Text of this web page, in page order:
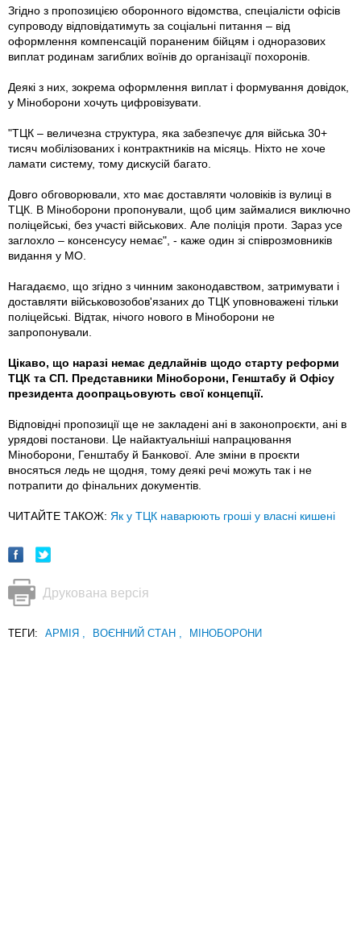
Згідно з пропозицією оборонного відомства, спеціалісти офісів
супроводу відповідатимуть за соціальні питання – від
оформлення компенсацій пораненим бійцям і одноразових
виплат родинам загиблих воїнів до організації похоронів.
Деякі з них, зокрема оформлення виплат і формування довідок,
у Міноборони хочуть цифровізувати.
"ТЦК – величезна структура, яка забезпечує для війська 30+
тисяч мобілізованих і контрактників на місяць. Ніхто не хоче
ламати систему, тому дискусій багато.
Довго обговорювали, хто має доставляти чоловіків із вулиці в
ТЦК. В Міноборони пропонували, щоб цим займалися виключно
поліцейські, без участі військових. Але поліція проти. Зараз усе
заглохло – консенсусу немає", - каже один зі співрозмовників
видання у МО.
Нагадаємо, що згідно з чинним законодавством, затримувати і
доставляти військовозобов'язаних до ТЦК уповноважені тільки
поліцейські. Відтак, нічого нового в Міноборони не
запропонували.
Цікаво, що наразі немає дедлайнів щодо старту реформи
ТЦК та СП. Представники Міноборони, Генштабу й Офісу
президента доопрацьовують свої концепції.
Відповідні пропозиції ще не закладені ані в законопроєкти, ані в
урядові постанови. Це найактуальніші напрацювання
Міноборони, Генштабу й Банкової. Але зміни в проєкти
вносяться ледь не щодня, тому деякі речі можуть так і не
потрапити до фінальних документів.
ЧИТАЙТЕ ТАКОЖ: Як у ТЦК наварюють гроші у власні кишені
Друкована версія
ТЕГИ: АРМІЯ , ВОЄННИЙ СТАН , МІНОБОРОНИ